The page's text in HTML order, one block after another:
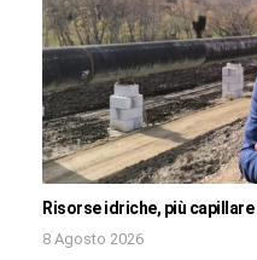
Risorse idriche, più
8 Agosto 2026